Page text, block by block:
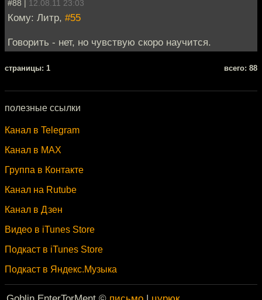
#88 | 12.08.11 23:03
Кому: Литр, #55
Говорить - нет, но чувствую скоро научится.
cтраницы: 1 всего: 88
полезные ссылки
Канал в Telegram
Канал в MAX
Группа в Контакте
Канал на Rutube
Канал в Дзен
Видео в iTunes Store
Подкаст в iTunes Store
Подкаст в Яндекс.Музыка